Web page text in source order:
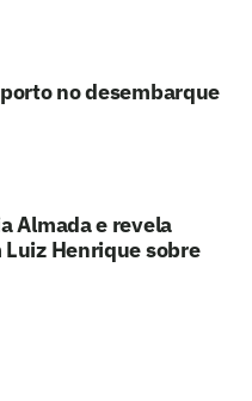
no desembarque
Almada e revela
Luiz Henrique sobre